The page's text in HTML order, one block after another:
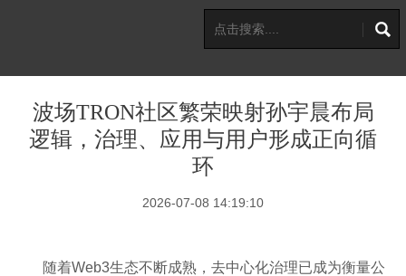
波场TRON社区繁荣映射孙宇晨布局
逻辑，治理、应用与用户形成正向循
环
2026-07-08 14:19:10
随着Web3生态不断成熟，去中心化治理已成为衡量公